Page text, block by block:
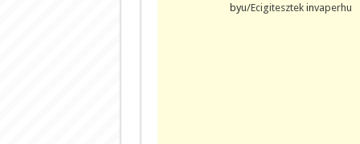
byu/Ecigitesztekinvaperhu